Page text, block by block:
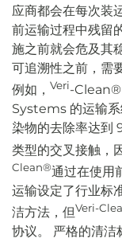
应商都会在每次装
前运输过程中残留
施之前就会危及其
可追溯性之前，需
例如， Veri-Clean®
Systems 的运输系
染物的去除率达到
类型的交叉接触，
Clean®通过在使用
运输设定了行业标
洁方法，但Veri-
协议。 严格的清洁